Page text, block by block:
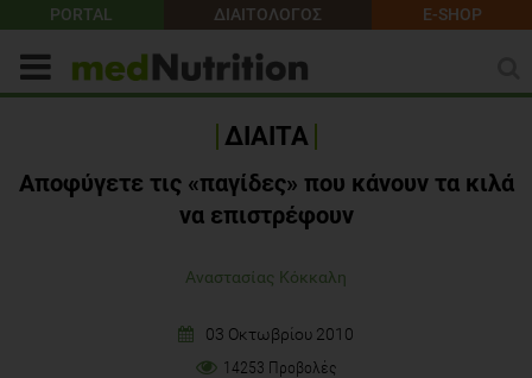
PORTAL ΔΙΑΙΤΟΛΟΓΟΣ E-SHOP
ΔΙΑΙΤΑ
Αποφύγετε τις «παγίδες» που κάνουν τα κιλά
να επιστρέφουν
Αναστασίας Κόκκαλη
03 Οκτωβρίου 2010
14253 Προβολές